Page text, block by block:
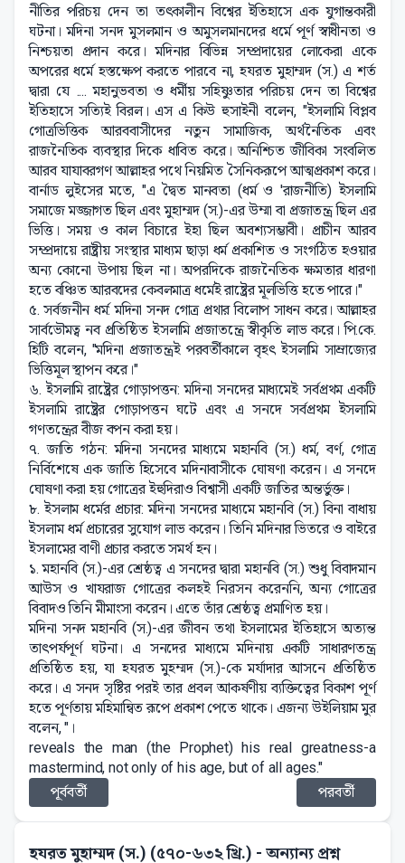
নীতির পরিচয় দেন তা তৎকালীন বিশ্বের ইতিহাসে এক যুগান্তকারী
ঘটনা। মদিনা সনদ মুসলমান ও অমুসলমানদের ধর্মে পূর্ণ স্বাধীনতা ও
নিশ্চয়তা প্রদান করে। মদিনার বিভিন্ন সম্প্রদায়ের লোকেরা একে
অপরের ধর্মে হস্তক্ষেপ করতে পারবে না, হযরত মুহাম্মদ (স.) এ শর্ত
দ্বারা যে .... মহানুভবতা ও ধর্মীয় সহিষ্ণুতার পরিচয় দেন তা বিশ্বের
ইতিহাসে সত্যিই বিরল। এস এ কিউ হুসাইনী বলেন, "ইসলামি বিপ্লব
গোত্রভিত্তিক আরববাসীদের নতুন সামাজিক, অর্থনৈতিক এবং
রাজনৈতিক ব্যবস্থার দিকে ধাবিত করে। অনিশ্চিত জীবিকা সংবলিত
আরব যাযাবরগণ আল্লাহর পথে নিয়মিত সৈনিকরূপে আত্মপ্রকাশ করে।
বার্নাড লুইসের মতে, "এ দ্বৈত মানবতা (ধর্ম ও 'রাজনীতি) ইসলামি
সমাজে মজ্জাগত ছিল এবং মুহাম্মদ (স.)-এর উম্মা বা প্রজাতন্ত্র ছিল এর
ভিত্তি। সময় ও কাল বিচারে ইহা ছিল অবশ্যসম্ভাবী। প্রাচীন আরব
সম্প্রদায়ে রাষ্ট্রীয় সংস্থার মাধ্যম ছাড়া ধর্ম প্রকাশিত ও সংগঠিত হওয়ার
অন্য কোনো উপায় ছিল না। অপরদিকে রাজনৈতিক ক্ষমতার ধারণা
হতে বঞ্চিত আরবদের কেবলমাত্র ধর্মেই রাষ্ট্রের মূলভিত্তি হতে পারে।"
৫. সর্বজনীন ধর্ম: মদিনা সনদ গোত্র প্রথার বিলোপ সাধন করে। আল্লাহর
সার্বভৌমত্ব নব প্রতিষ্ঠিত ইসলামি প্রজাতন্ত্রে স্বীকৃতি লাভ করে। পি.কে.
হিটি বলেন, "মদিনা প্রজাতন্ত্রই পরবর্তীকালে বৃহৎ ইসলামি সাম্রাজ্যের
ভিত্তিমূল স্থাপন করে।"
৬. ইসলামি রাষ্ট্রের গোড়াপত্তন: মদিনা সনদের মাধ্যমেই সর্বপ্রথম একটি
ইসলামি রাষ্ট্রের গোড়াপত্তন ঘটে এবং এ সনদে সর্বপ্রথম ইসলামি
গণতন্ত্রের বীজ বপন করা হয়।
৭. জাতি গঠন: মদিনা সনদের মাধ্যমে মহানবি (স.) ধর্ম, বর্ণ, গোত্র
নির্বিশেষে এক জাতি হিসেবে মদিনাবাসীকে ঘোষণা করেন। এ সনদে
ঘোষণা করা হয় গোত্রের ইহুদিরাও বিশ্বাসী একটি জাতির অন্তর্ভুক্ত।
৮. ইসলাম ধর্মের প্রচার: মদিনা সনদের মাধ্যমে মহানবি (স.) বিনা বাধায়
ইসলাম ধর্ম প্রচারের সুযোগ লাভ করেন। তিনি মদিনার ভিতরে ও বাইরে
ইসলামের বাণী প্রচার করতে সমর্থ হন।
১. মহানবি (স.)-এর শ্রেষ্ঠত্ব এ সনদের দ্বারা মহানবি (স.) শুধু বিবাদমান
আউস ও খাযরাজ গোত্রের কলহই নিরসন করেননি, অন্য গোত্রের
বিবাদও তিনি মীমাংসা করেন। এতে তাঁর শ্রেষ্ঠত্ব প্রমাণিত হয়।
মদিনা সনদ মহানবি (স.)-এর জীবন তথা ইসলামের ইতিহাসে অত্যন্ত
তাৎপর্যপূর্ণ ঘটনা। এ সনদের মাধ্যমে মদিনায় একটি সাধারণতন্ত্র
প্রতিষ্ঠিত হয়, যা হযরত মুহম্মদ (স.)-কে মর্যাদার আসনে প্রতিষ্ঠিত
করে। এ সনদ সৃষ্টির পরই তার প্রবল আকর্ষণীয় ব্যক্তিত্বের বিকাশ পূর্ণ
হতে পূর্ণতায় মহিমান্বিত রূপে প্রকাশ পেতে থাকে। এজন্য উইলিয়াম মুর
বলেন, "।
reveals the man (the Prophet) his real greatness-a
mastermind, not only of his age, but of all ages."
পূর্ববর্তী
পরবর্তী
হযরত মুহাম্মদ (স.) (৫৭০-৬৩২ খ্রি.) - অন্যান্য প্রশ্ন